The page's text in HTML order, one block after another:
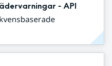
- API